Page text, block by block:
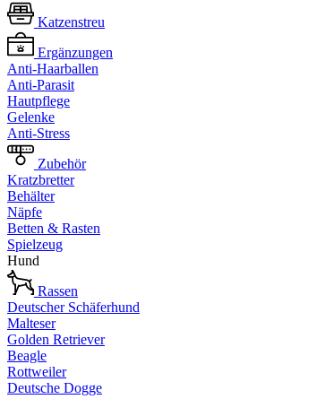
Katzenstreu
Ergänzungen
Anti-Haarballen
Anti-Parasit
Hautpflege
Gelenke
Anti-Stress
Zubehör
Kratzbretter
Behälter
Näpfe
Betten & Rasten
Spielzeug
Hund
Rassen
Deutscher Schäferhund
Malteser
Golden Retriever
Beagle
Rottweiler
Deutsche Dogge